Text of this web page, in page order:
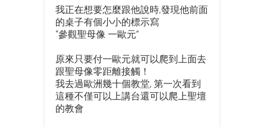
我正在想要怎麼跟他說時,發現他前面
的桌子有個小小的標示寫
“參觀聖母像 一歐元”
原來只要付一歐元就可以爬到上面去
跟聖母像零距離接觸！
我去過歐洲幾十個教堂, 第一次看到
這種不僅可以上講台還可以爬上聖壇
的教會